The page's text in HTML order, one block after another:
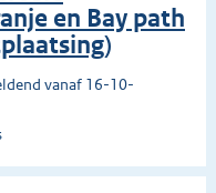
en Bay path
vanaf 16-10-